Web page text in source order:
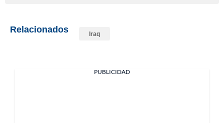
Relacionados Iraq
PUBLICIDAD